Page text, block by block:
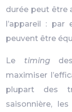
durée peut être
l’appareil :
peuvent être
Le timing
maximiser
plupart des
saisonnière,